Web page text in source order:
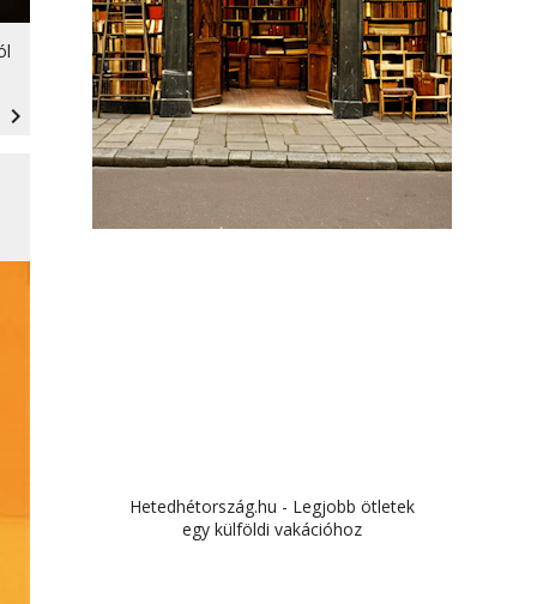
navigate_next
Hetedhétország.hu - Legjobb ötletek
egy külföldi vakációhoz